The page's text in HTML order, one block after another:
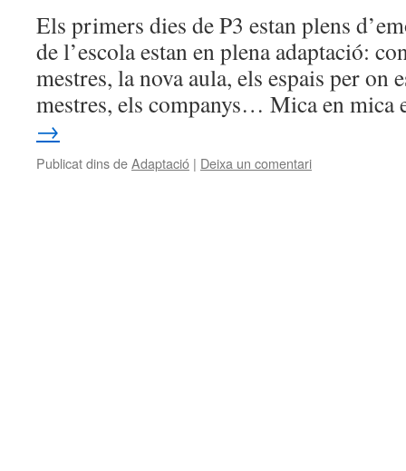
Els primers dies de P3 estan plens
de l’escola estan en plena adaptació:
mestres, la nova aula, els espais per on
mestres, els companys… Mica en
→
Publicat dins deAdaptació | Deixa un comentari